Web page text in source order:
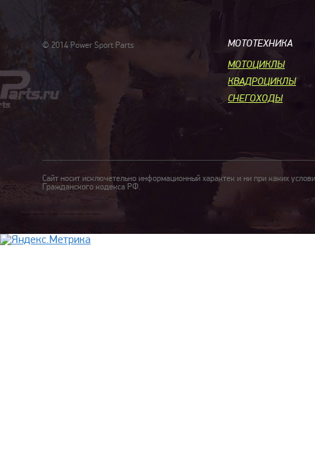
© 2014 Power Sport Parts
МОТОТЕХНИКА
МОТОЦИКЛЫ
КВАДРОЦИКЛЫ
СНЕГОХОДЫ
Сайт носит исключетельно информационный характек и ни при каких
Гражданского кодекса РФ.